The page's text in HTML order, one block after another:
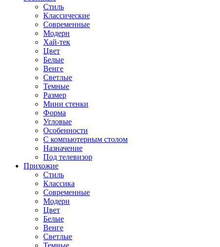
Стиль
Классические
Современные
Модерн
Хай-тек
Цвет
Белые
Венге
Светлые
Темные
Размер
Мини стенки
Форма
Угловые
Особенности
С компьютерным столом
Назначение
Под телевизор
Прихожие
Стиль
Классика
Современные
Модерн
Цвет
Белые
Венге
Светлые
Темные